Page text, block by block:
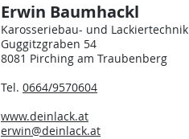
Erwin Baumhackl
Karosseriebau- und Lackiertechnik
Guggitzgraben 54
8081 Pirching am Traubenberg
Tel. 0664/9570604
www.deinlack.at
erwin@deinlack.at